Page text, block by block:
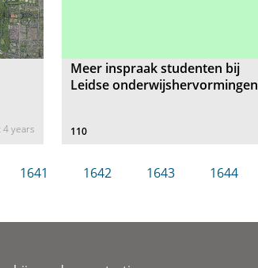
years
Meer inspraak studenten bij
Leidse onderwijshervormingen
110
1641 1642 1643 1644